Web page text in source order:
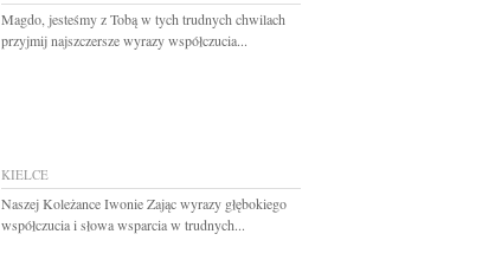
Magdo, jesteśmy z Tobą w tych trudnych chwilach
przyjmij najszczersze wyrazy współczucia...
KIELCE
Naszej Koleżance Iwonie Zając wyrazy głębokiego
współczucia i słowa wsparcia w trudnych...